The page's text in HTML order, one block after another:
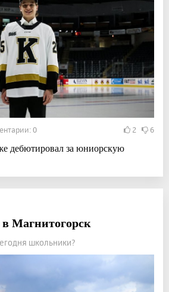
0 2 6
дебютировал за юниорскую
Магнитогорск
школьники?